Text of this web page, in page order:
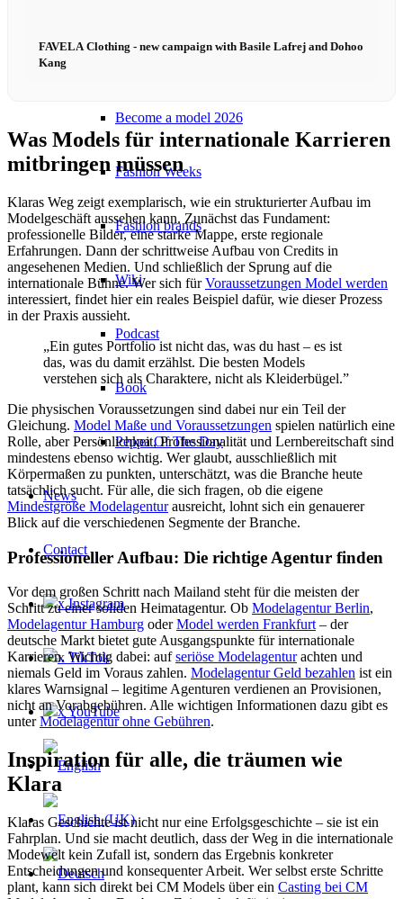
Become a model 2026
Fashion Weeks
Fashion brands
Wiki
Podcast
Book
Peppa Of The Day
News
Contact
x Instagram
x TikTok
x YouTube
FAVELA Clothing - new campaign with Basile Lafrej and Dohoo
Kang
Was Models für internationale Karrieren
mitbringen müssen
Klaras Weg zeigt exemplarisch, wie ein strukturierter Aufbau im
Modelgeschäft aussehen kann. Zunächst das Fundament:
professionelle Bilder, eine starke Mappe, erste regionale
Erfahrungen. Dann der schrittweise Aufbau von Credits in
angesehenen Medien. Und schließlich der Sprung auf die
internationale Bühne. Wer sich fürVoraussetzungen Model werden
interessiert, findet hier ein reales Beispiel dafür, wie dieser Prozess
in der Praxis aussieht.
„Ein gutes Portfolio ist nicht das, was du hast – es ist
das, was du damit erzählst. Die besten Models
verstehen sich als Charaktere, nicht als Kleiderbügel.”
Die physischen Voraussetzungen sind dabei nur ein Teil der
Gleichung. Model Maße und Voraussetzungen spielen natürlich eine
Rolle, aber Persönlichkeit, Professionalität und Lernbereitschaft sind
mindestens ebenso wichtig. Wer glaubt, ausschließlich mit
Körpermaßen zu punkten, unterschätzt, was die Branche heute
tatsächlich sucht. Für alle, die sich fragen, ob die eigene
Mindestgröße Modelagenturausreicht, lohnt sich ein genauerer
Blick auf die verschiedenen Segmente der Branche.
Professioneller Aufbau: Die richtige Agentur finden
Vor dem großen Schritt nach Mailand steht für die meisten der
Schritt zu einer soliden Heimatagentur. Ob Modelagentur Berlin,
Modelagentur Hamburg oderModel werden Frankfurt – der
deutsche Markt bietet gute Ausgangspunkte für internationale
Karrieren. Wichtig dabei: aufseriöse Modelagenturachten und
niemals Geld im Voraus zahlen. Modelagentur Geld bezahlen ist ein
klares Warnsignal – legitime Agenturen verdienen an Provisionen,
nicht an Vorabgebühren. Alle wichtigen Informationen dazu gibt es
unterModelagentur ohne Gebühren.
Inspiration für alle, die träumen wie
Klara
Klaras Geschichte ist nicht nur eine Erfolgsgeschichte – sie ist ein
Fahrplan. Und sie macht deutlich, dass der Weg in die internationale
Modewelt kein Zufall ist, sondern das Ergebnis konkreter
Entscheidungen und konsequenter Arbeit. Wer selbst erste Schritte
plant, kann sich direkt bei CM Models über ein Casting bei CM